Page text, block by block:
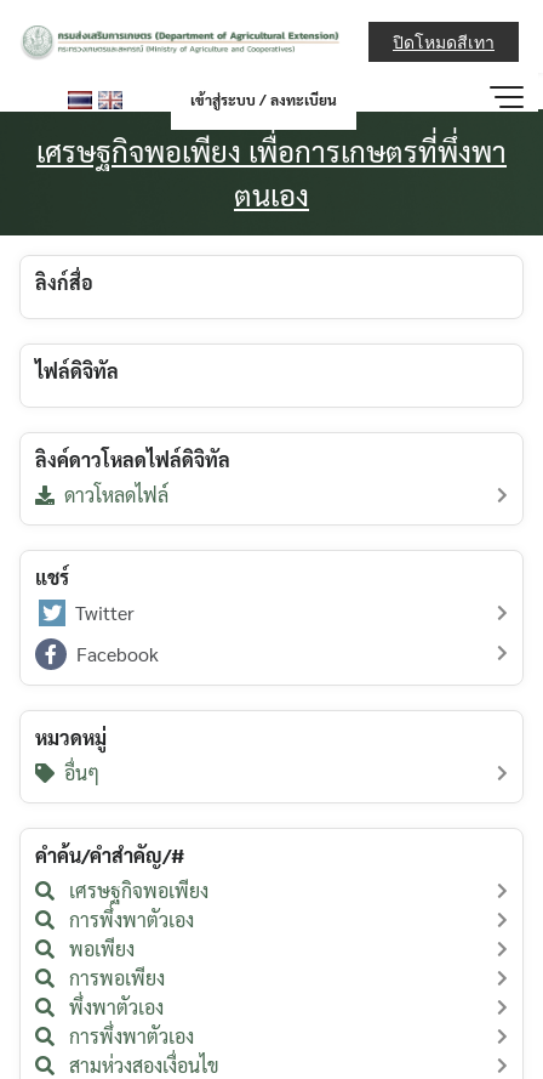
กรมส่งเสริมกา
เข้าสู่ระบบ / ลงทะเบียน
เศรษฐกิจพอเพียง เพื่อการเกษตรที่พึ่งพา
ตนเอง
ลิงก์สื่อ
ไฟล์ดิจิทัล
ลิงค์ดาวโหลดไฟล์ดิจิทัล
ดาวโหลดไฟล์
แชร์
Twitter
Facebook
หมวดหมู่
อื่นๆ
คำค้น/คำสำคัญ/#
เศรษฐกิจพอเพียง
การพึ่งพาตัวเอง
พอเพียง
การพอเพียง
พึ่งพาตัวเอง
การพึ่งพาตัวเอง
สามห่วงสองเงื่อนไข
ปิดโหมดสีเทา